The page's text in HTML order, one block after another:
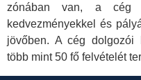
zónában van, a cég
kedvezményekkel és
jövőben. A cég dolgozói
több mint 50 fő felvételét